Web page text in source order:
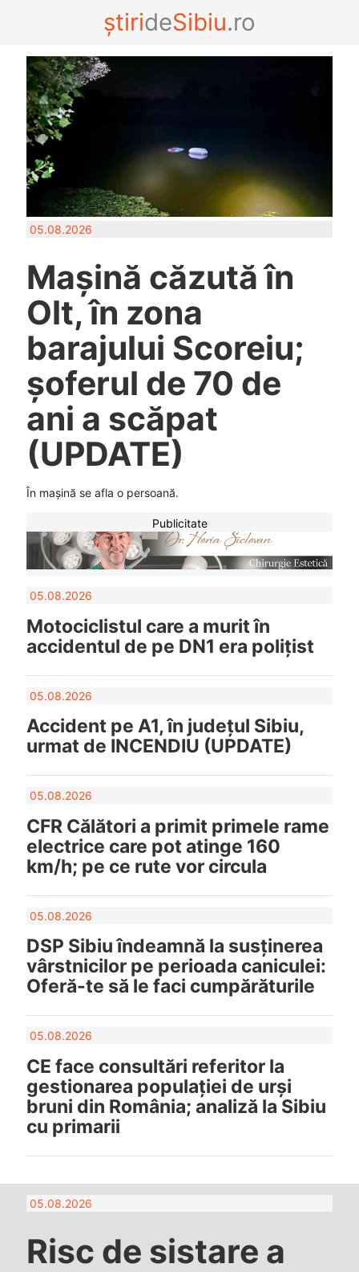
știrideSibiu.ro
05.08.2026
Mașină căzută în
Olt, în zona
barajului Scoreiu;
șoferul de 70 de
ani a scăpat
(UPDATE)
În mașină se afla o persoană.
Publicitate
05.08.2026
Motociclistul care a murit în
accidentul de pe DN1 era polițist
05.08.2026
Accident pe A1, în județul Sibiu,
urmat de INCENDIU (UPDATE)
05.08.2026
CFR Călători a primit primele rame
electrice care pot atinge 160
km/h; pe ce rute vor circula
05.08.2026
DSP Sibiu îndeamnă la susținerea
vârstnicilor pe perioada caniculei:
Oferă-te să le faci cumpărăturile
05.08.2026
CE face consultări referitor la
gestionarea populației de urși
bruni din România; analiză la Sibiu
cu primarii
05.08.2026
Risc de sistare a